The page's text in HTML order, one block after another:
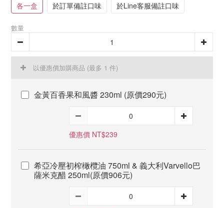
各一盒 於訂單備註口味 於Line客服備註口味
數量
以優惠價加購商品 (最多 1 件)
金黃百香果和風醬 230ml (原價290元)
優惠價 NT$239
希亞冷壓初榨橄欖油 750ml & 義大利Varvello巴
薩米克醋 250ml(原價906元)